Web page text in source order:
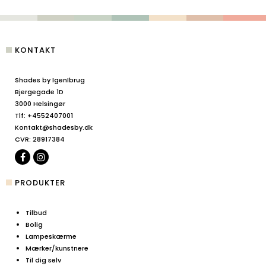
KONTAKT
Shades by IgenIbrug
Bjergegade 1D
3000 Helsingør
Tlf: +4552407001
Kontakt@shadesby.dk
CVR: 28917384
PRODUKTER
Tilbud
Bolig
Lampeskærme
Mærker/kunstnere
Til dig selv